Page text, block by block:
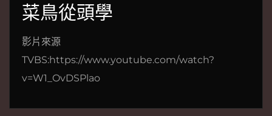
菜鳥從頭學
影片來源
TVBS:https://www.youtube.com/watch?
v=W1_OvDSPlao